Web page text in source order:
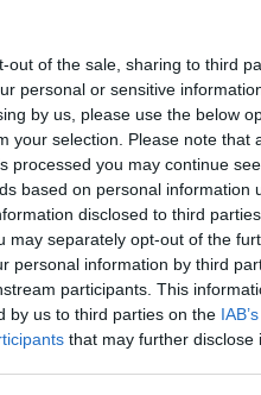
out of the sale, sharing to third
personal or sensitive
by us, please use the below
your selection. Please note that
processed you may continue
based on personal information
disclosed to third
may separately opt-out of the
personal information by third
participants. This
by us to third parties on the
that may further disclose
σύμβουλος
του Δήμου
μίλησαν το
τις προκλήσεις που
κατά την καθημερινή
και εξήγησαν
AE έχουν συμβάλει
οργάνωση και
απορριμμάτων.